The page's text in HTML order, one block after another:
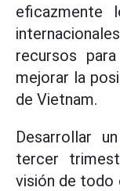
eficazmente
recursos
mejorar la
de Vietnam.
Desarrollar
tercer
visión de todo